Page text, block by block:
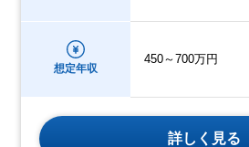
想定年収
450～700万円
詳しく見る